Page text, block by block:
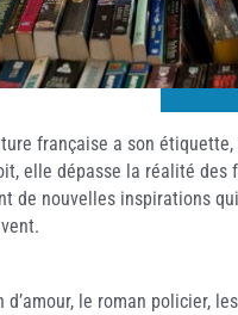
française a son
elle dépasse la réalité des
de nouvelles inspirations
d’amour, le roman policier,